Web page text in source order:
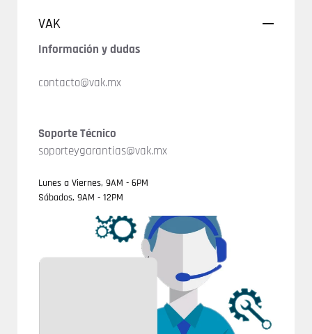
VAK
Información y dudas
contacto@vak.mx
Soporte Técnico
soporteygarantias@vak.mx
Lunes a Viernes, 9AM - 6PM
Sábados, 9AM - 12PM